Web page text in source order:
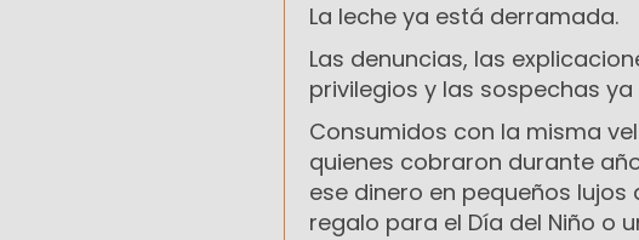
La leche ya está derramada.
Las denuncias, las
privilegios y las sospechas
Consumidos con la misma
quienes cobraron durante
ese dinero en pequeños
regalo para el Día del Niño o